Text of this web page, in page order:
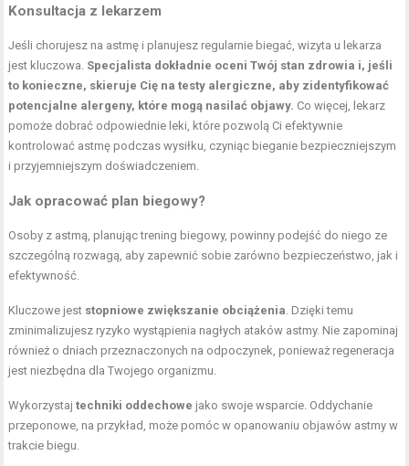
Konsultacja z lekarzem
Jeśli chorujesz na astmę i planujesz regularnie biegać, wizyta u lekarza
jest kluczowa. Specjalista dokładnie oceni Twój stan zdrowia i, jeśli
to konieczne, skieruje Cię na testy alergiczne, aby zidentyfikować
potencjalne alergeny, które mogą nasilać objawy. Co więcej, lekarz
pomoże dobrać odpowiednie leki, które pozwolą Ci efektywnie
kontrolować astmę podczas wysiłku, czyniąc bieganie bezpieczniejszym
i przyjemniejszym doświadczeniem.
Jak opracować plan biegowy?
Osoby z astmą, planując trening biegowy, powinny podejść do niego ze
szczególną rozwagą, aby zapewnić sobie zarówno bezpieczeństwo, jak i
efektywność.
Kluczowe jest stopniowe zwiększanie obciążenia . Dzięki temu
zminimalizujesz ryzyko wystąpienia nagłych ataków astmy. Nie zapominaj
również o dniach przeznaczonych na odpoczynek, ponieważ regeneracja
jest niezbędna dla Twojego organizmu.
Wykorzystajtechniki oddechowe jako swoje wsparcie. Oddychanie
przeponowe, na przykład, może pomóc w opanowaniu objawów astmy w
trakcie biegu.